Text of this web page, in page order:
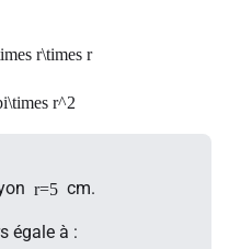
r\times r
r^2
r=5 cm.
égale à :